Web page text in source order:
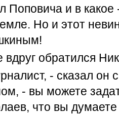
Поповича и в
Но и этот
обратился
- сказал он
- вы можете
что вы думаете